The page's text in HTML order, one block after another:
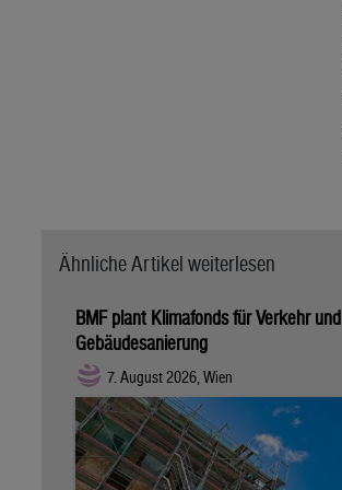
Ähnliche Artikel weiterlesen
BMF plant Klimafonds für Verkehr und
Gebäudesanierung
7. August 2026, Wien